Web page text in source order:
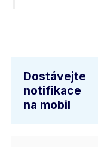
Dostávejte
notifikace
na mobil